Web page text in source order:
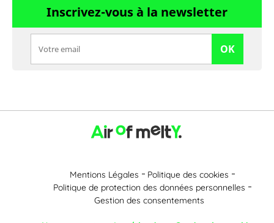
Inscrivez-vous à la newsletter
OK
Mentions Légales
Politique des cookies
Politique de protection des données personnelles
Gestion des consentements